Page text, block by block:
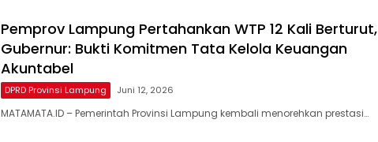
Pemprov Lampung Pertahankan WTP 12 Kali Berturut,
Gubernur: Bukti Komitmen Tata Kelola Keuangan
Akuntabel
DPRD Provinsi Lampung Juni 12, 2026
MATAMATA.ID – Pemerintah Provinsi Lampung kembali menorehkan prestasi…